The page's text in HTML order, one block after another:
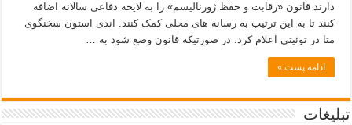
دارند قانون «رقابت و حفظ ژورنالیسم» را به لایحه دفاعی سالانه اضافه
کنند تا به این ترتیب به رسانه های محلی کمک کنند. اندی استون سخنگوی
متا در توئیتی اعلام کرد: در صورتیکه قانون وضع شود به …
ادامه پست »
تبلیغات